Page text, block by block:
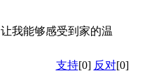
我能够感受到家的温
支持[0] 反对[0]